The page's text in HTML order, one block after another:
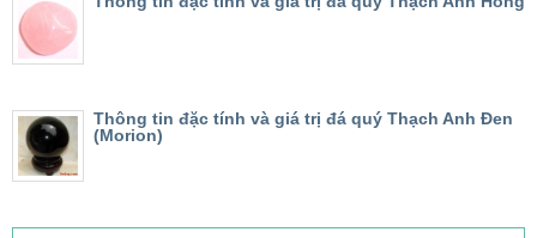
Thông tin đặc tính và giá trị đá quý Thạch Anh Đen
(Morion)